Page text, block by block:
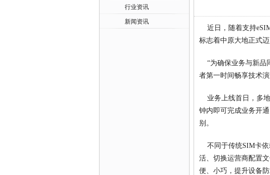
行业资讯
新闻资讯
近日，随着支持
标志着中原大地正式迈
“为确保业务与新品
者第一时间畅享技术
业务上线首日，多地
钟内即可完成业务开
别。
不同于传统SIM卡依
活、切换运营商配置
便、小巧，提升设备防